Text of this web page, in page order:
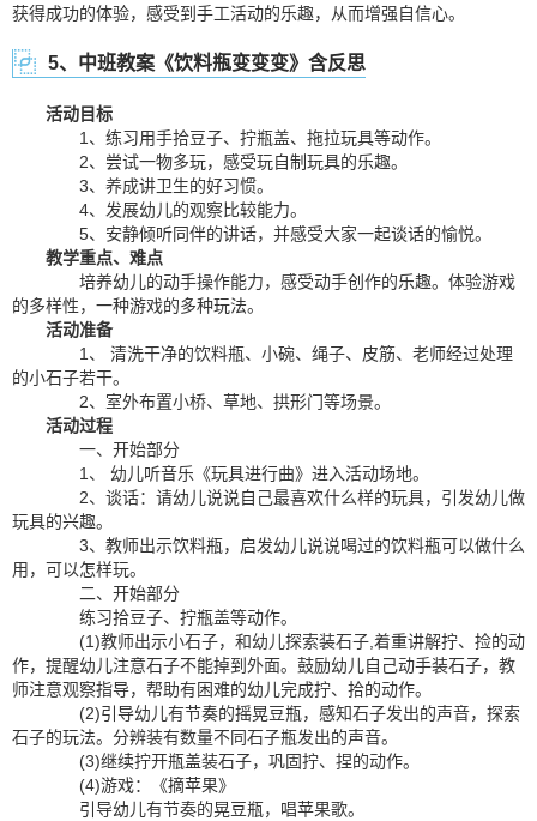
获得成功的体验，感受到手工活动的乐趣，从而增强自信心。
5、中班教案《饮料瓶变变变》含反思
活动目标
1、练习用手拾豆子、拧瓶盖、拖拉玩具等动作。
2、尝试一物多玩，感受玩自制玩具的乐趣。
3、养成讲卫生的好习惯。
4、发展幼儿的观察比较能力。
5、安静倾听同伴的讲话，并感受大家一起谈话的愉悦。
教学重点、难点
培养幼儿的动手操作能力，感受动手创作的乐趣。体验游戏
的多样性，一种游戏的多种玩法。
活动准备
1、 清洗干净的饮料瓶、小碗、绳子、皮筋、老师经过处理
的小石子若干。
2、室外布置小桥、草地、拱形门等场景。
活动过程
一、开始部分
1、 幼儿听音乐《玩具进行曲》进入活动场地。
2、谈话：请幼儿说说自己最喜欢什么样的玩具，引发幼儿做
玩具的兴趣。
3、教师出示饮料瓶，启发幼儿说说喝过的饮料瓶可以做什么
用，可以怎样玩。
二、开始部分
练习拾豆子、拧瓶盖等动作。
(1)教师出示小石子，和幼儿探索装石子,着重讲解拧、捡的动
作，提醒幼儿注意石子不能掉到外面。鼓励幼儿自己动手装石子，教
师注意观察指导，帮助有困难的幼儿完成拧、拾的动作。
(2)引导幼儿有节奏的摇晃豆瓶，感知石子发出的声音，探索
石子的玩法。分辨装有数量不同石子瓶发出的声音。
(3)继续拧开瓶盖装石子，巩固拧、捏的动作。
(4)游戏：《摘苹果》
引导幼儿有节奏的晃豆瓶，唱苹果歌。